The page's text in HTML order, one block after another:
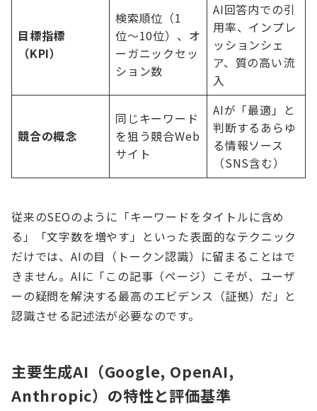
目標指標
（KPI）
検索順位（1
位〜10位）、オ
ーガニックセッ
ション数
AI回答内での引
用率、インプレ
ッションシェ
ア、質の高い流
入
競合の概念
同じキーワード
を狙う競合Web
サイト
AIが「最適」と
判断するあらゆ
る情報ソース
（SNS含む）
従来のSEOのように「キーワードをタイトルに含め
る」「文字数を増やす」といった表面的なテクニック
だけでは、AIの目（トークン認識）に留まることはで
きません。AIに「この記事（ページ）こそが、ユーザ
ーの疑問を解決する最高のエビデンス（証拠）だ」と
認識させる記述法が必要なのです。
主要生成AI（Google, OpenAI,
Anthropic）の特性と評価基準